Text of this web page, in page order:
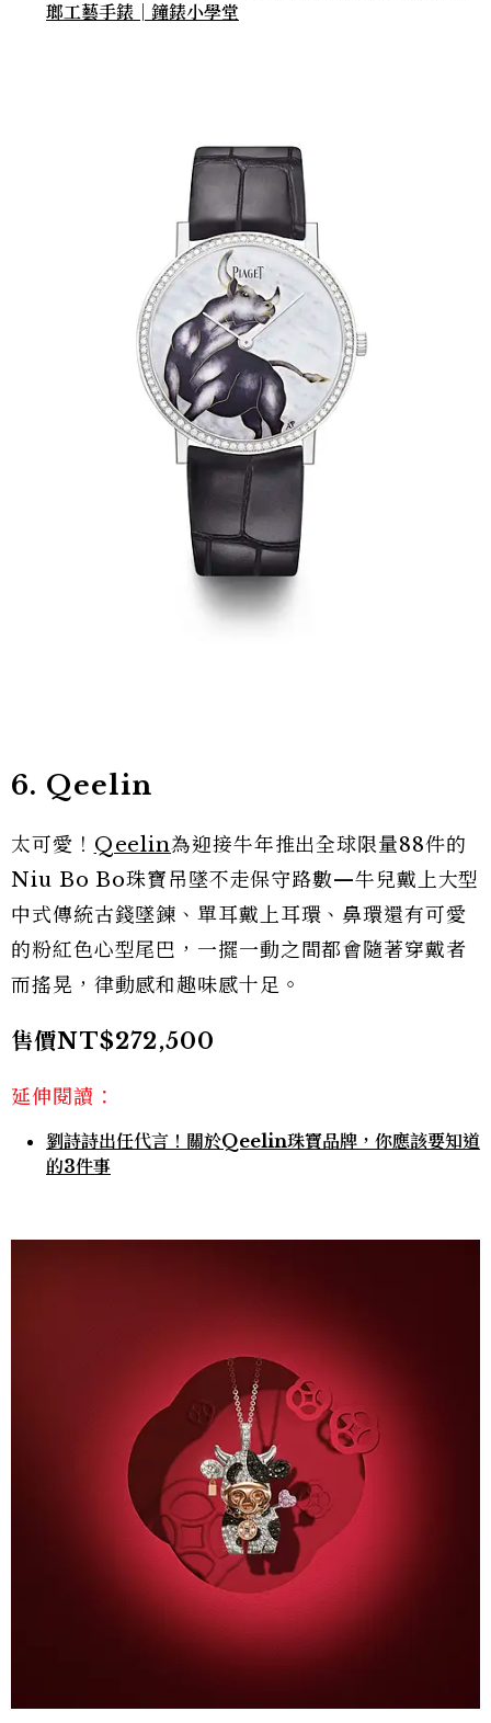
瑯工藝手錶│鐘錶小學堂
6. Qeelin
太可愛！ Qeelin為迎接牛年推出全球限量88件的
Niu Bo Bo珠寶吊墜不走保守路數—牛兒戴上大型
中式傳統古錢墜鍊、單耳戴上耳環、鼻環還有可愛
的粉紅色心型尾巴，一擺一動之間都會隨著穿戴者
而搖晃，律動感和趣味感十足。
售價NT$272,500
延伸閱讀：
劉詩詩出任代言！關於Qeelin珠寶品牌，你應該要知道
的3件事